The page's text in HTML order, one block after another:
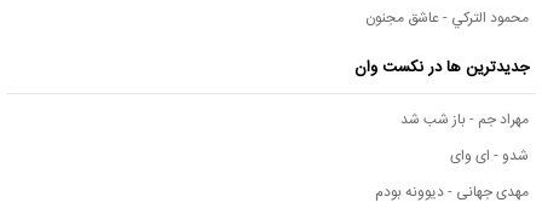
محمود التركي - عاشق مجنون
جدیدترین ها در نکست وان
مهراد جم - باز شب شد
شدو - ای وای
مهدی جهانی - دیوونه بودم